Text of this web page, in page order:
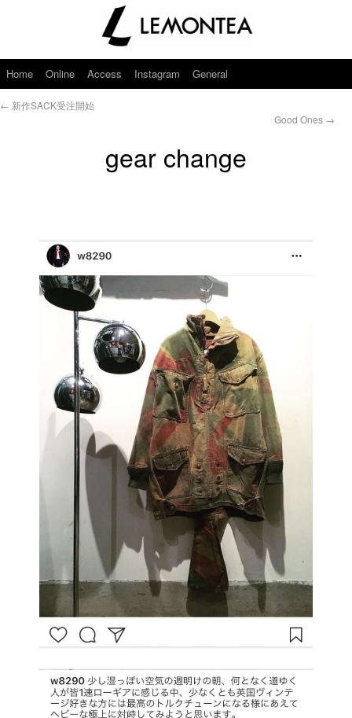
Home Online Access Instagram General
← 新作SACK受注開始
Good Ones →
gear change